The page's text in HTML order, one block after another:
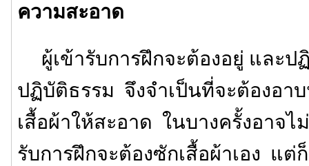
ความสะอาด
ผู้เข้ารับการฝึกจะต้องอยู่ และป
ปฏิบัติธรรม จึงจำเป็นที่จะต้องอา
เสื้อผ้าให้สะอาด ในบางครั้งอาจไ
รับการฝึกจะต้องซักเสื้อผ้าเอง แต่